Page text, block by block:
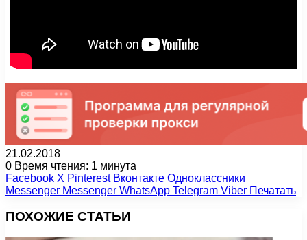
21.02.2018
0 Время чтения: 1 минута
Facebook X Pinterest Вконтакте Одноклассники
Messenger Messenger WhatsApp Telegram Viber Печатать
ПОХОЖИЕ СТАТЬИ